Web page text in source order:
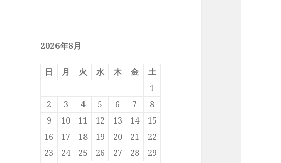
2026年8月
日 月 火 水 木 金 土
1
2
3 4 5 6 7
8
9
10 11 12 13 14
15
16
17 18 19 20 21
22
23
24 25 26 27 28
29